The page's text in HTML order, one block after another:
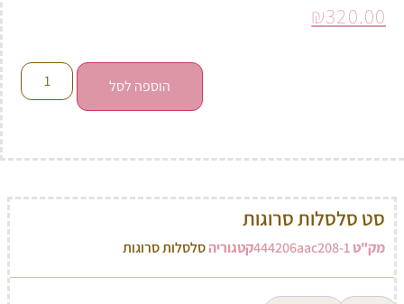
₪320.00
הוספה לסל
סט סלסלות סרוגות
מק"ט444206aac208-1קטגוריהסלסלות סרוגות